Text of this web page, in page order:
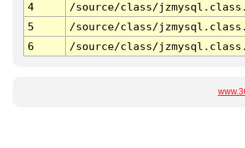
4
/source/class/
5
/source/class/
6
/source/class/